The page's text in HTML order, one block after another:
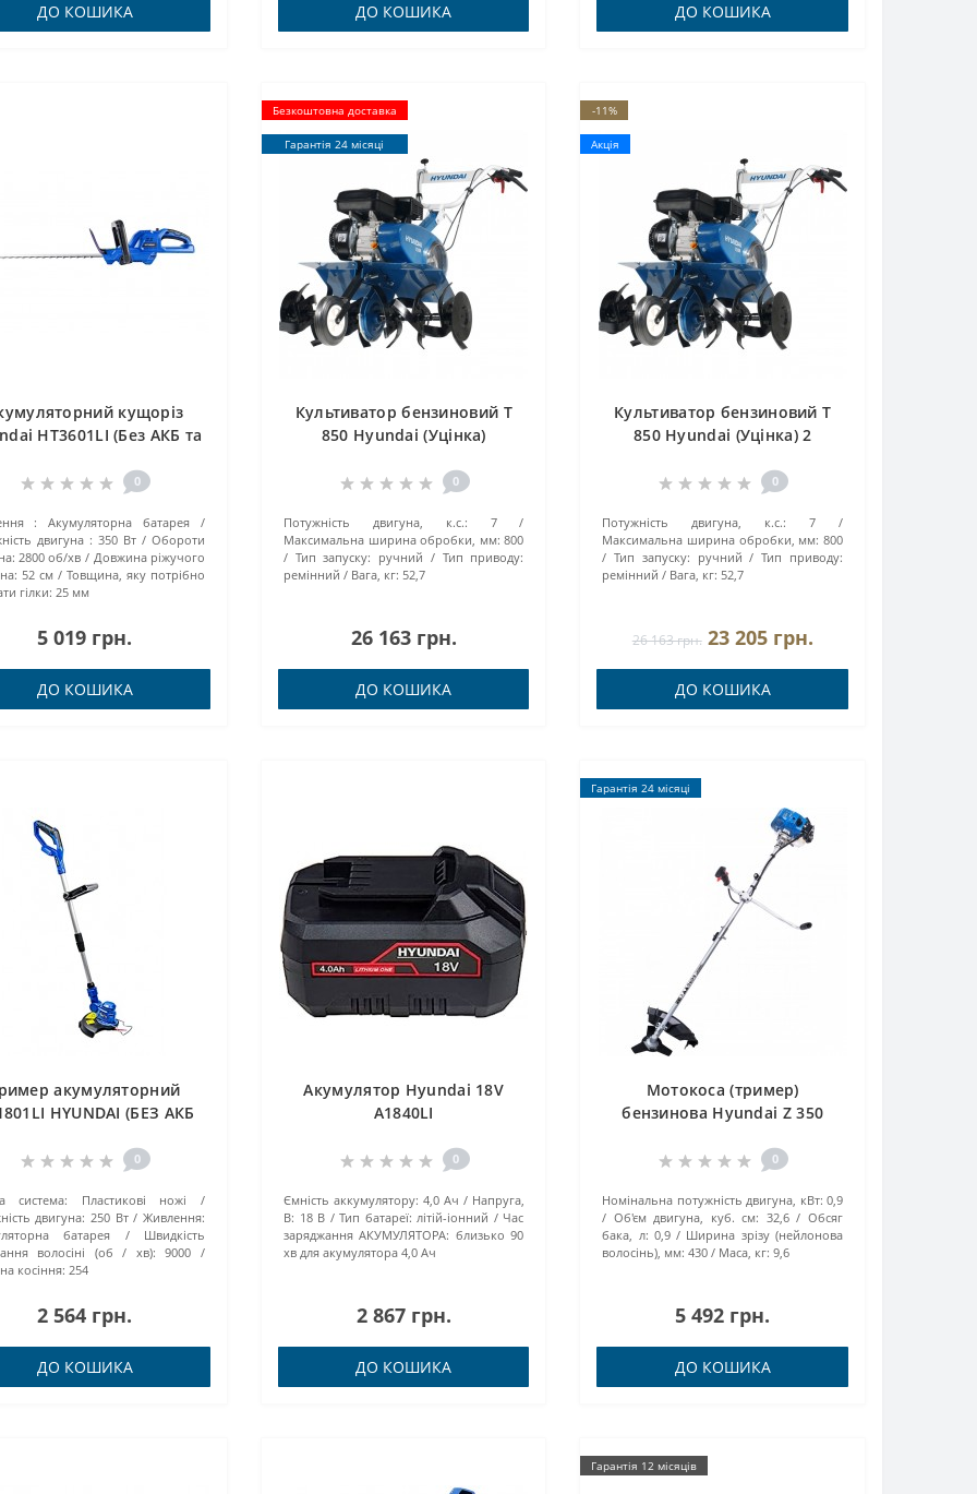
ДО КОШИКА ДО КОШИКА ДО КОШИКА
кущоріз
HT3601LI (Без АКБ та
0
:
Акумуляторна батарея
двигуна : 350 Вт
Обороти
2800 об/хв
Довжина ріжучого
52 см
Товщина, яку потрібно
гілки: 25 мм
5 019 грн.
ДО КОШИКА
Безкоштовна доставка
Гарантія 24 місяці
Культиватор бензиновий T
850 Hyundai (Уцінка)
0
Потужність двигуна, к.с.:
7
Максимальна ширина обробки, мм: 800
Тип запуску: ручний
Тип приводу:
ремінний
Вага, кг: 52,7
26 163 грн.
ДО КОШИКА
-11%
Акція
Культиватор бензиновий T
850 Hyundai (Уцінка) 2
0
Потужність двигуна, к.с.:
7
Максимальна ширина обробки, мм: 800
Тип запуску: ручний
Тип приводу:
ремінний Вага, кг: 52,7
26 163 грн. 23 205 грн.
ДО КОШИКА
акумуляторний
HYUNDAI (БЕЗ АКБ
0
система:
Пластикові ножі
двигуна: 250 Вт
Живлення:
батарея
Швидкість
волосіні (об / хв):
9000
косіння: 254
2 564 грн.
ДО КОШИКА
Акумулятор Hyundai 18V
A1840LI
0
Ємність аккумулятору: 4,0 Ач
Напруга,
В: 18 В Тип батареї: літій-іонний
Час
заряджання АКУМУЛЯТОРА: близько 90
хв для акумулятора 4,0 Ач
2 867 грн.
ДО КОШИКА
Гарантія 24 місяці
Мотокоса (тример)
бензинова Hyundai Z 350
0
Номінальна потужність двигуна, кВт: 0,9
Об'єм двигуна, куб. см: 32,6
Обсяг
бака, л: 0,9
Ширина зрізу (нейлонова
волосінь), мм: 430 Маса, кг: 9,6
5 492 грн.
ДО КОШИКА
Гарантія 12 місяців